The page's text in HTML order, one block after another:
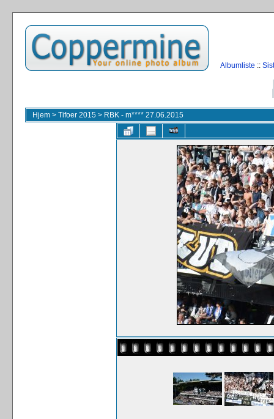
Albumliste ::
Hjem > Tifoer 2015 > RBK - m**** 27.06.2015